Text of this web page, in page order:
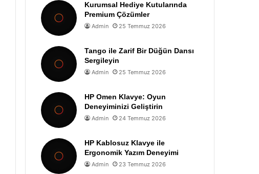
Kurumsal Hediye Kutularında
Premium Çözümler
Admin 25 Temmuz 2026
Tango ile Zarif Bir Düğün Dansı
Sergileyin
Admin 25 Temmuz 2026
HP Omen Klavye: Oyun
Deneyiminizi Geliştirin
Admin 24 Temmuz 2026
HP Kablosuz Klavye ile
Ergonomik Yazım Deneyimi
Admin 23 Temmuz 2026